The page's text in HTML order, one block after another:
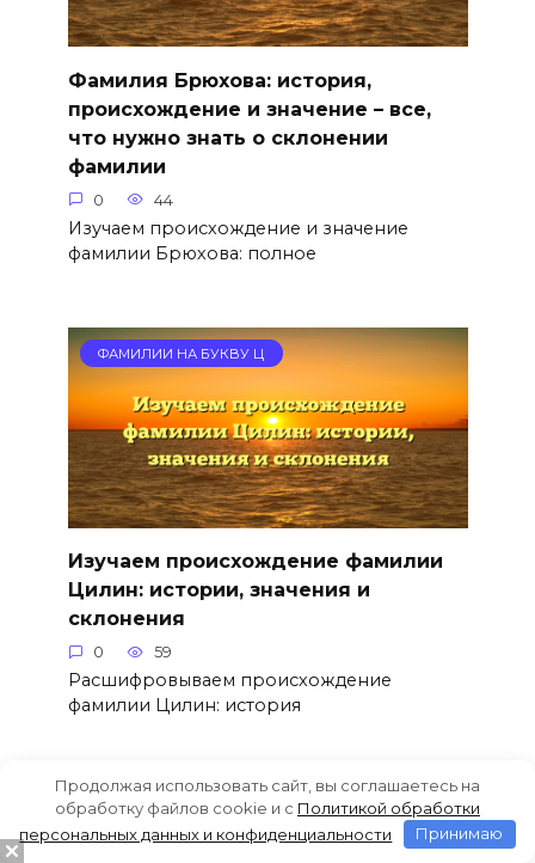
Фамилия Брюхова: история,
происхождение и значение – все,
что нужно знать о склонении
фамилии
0 44
Изучаем происхождение и значение
фамилии Брюхова: полное
ФАМИЛИИ НА БУКВУ Ц
Изучаем происхождение фамилии
Цилин: истории, значения и
склонения
0 59
Расшифровываем происхождение
фамилии Цилин: история
ФАМИЛИИ НА БУКВУ Ц
Продолжая использовать сайт, вы соглашаетесь на
обработку файлов cookie и c Политикой обработки
персональных данных и конфиденциальности
Принимаю